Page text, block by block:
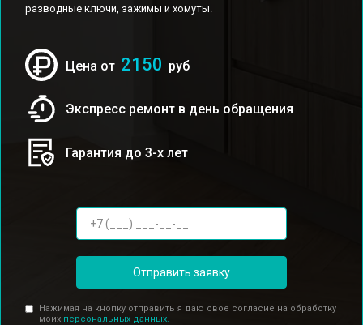
разводные ключи, зажимы и хомуты.
Цена от 2150 руб
Экспресс ремонт в день обращения
Гарантия до 3-х лет
Отправить заявку
Нажимая на кнопку отправить я даю свое согласие на обработку
моих персональных данных.